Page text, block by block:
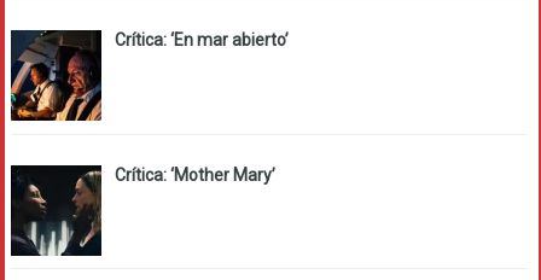
Crítica: ‘En mar abierto’
Crítica: ‘Mother Mary’